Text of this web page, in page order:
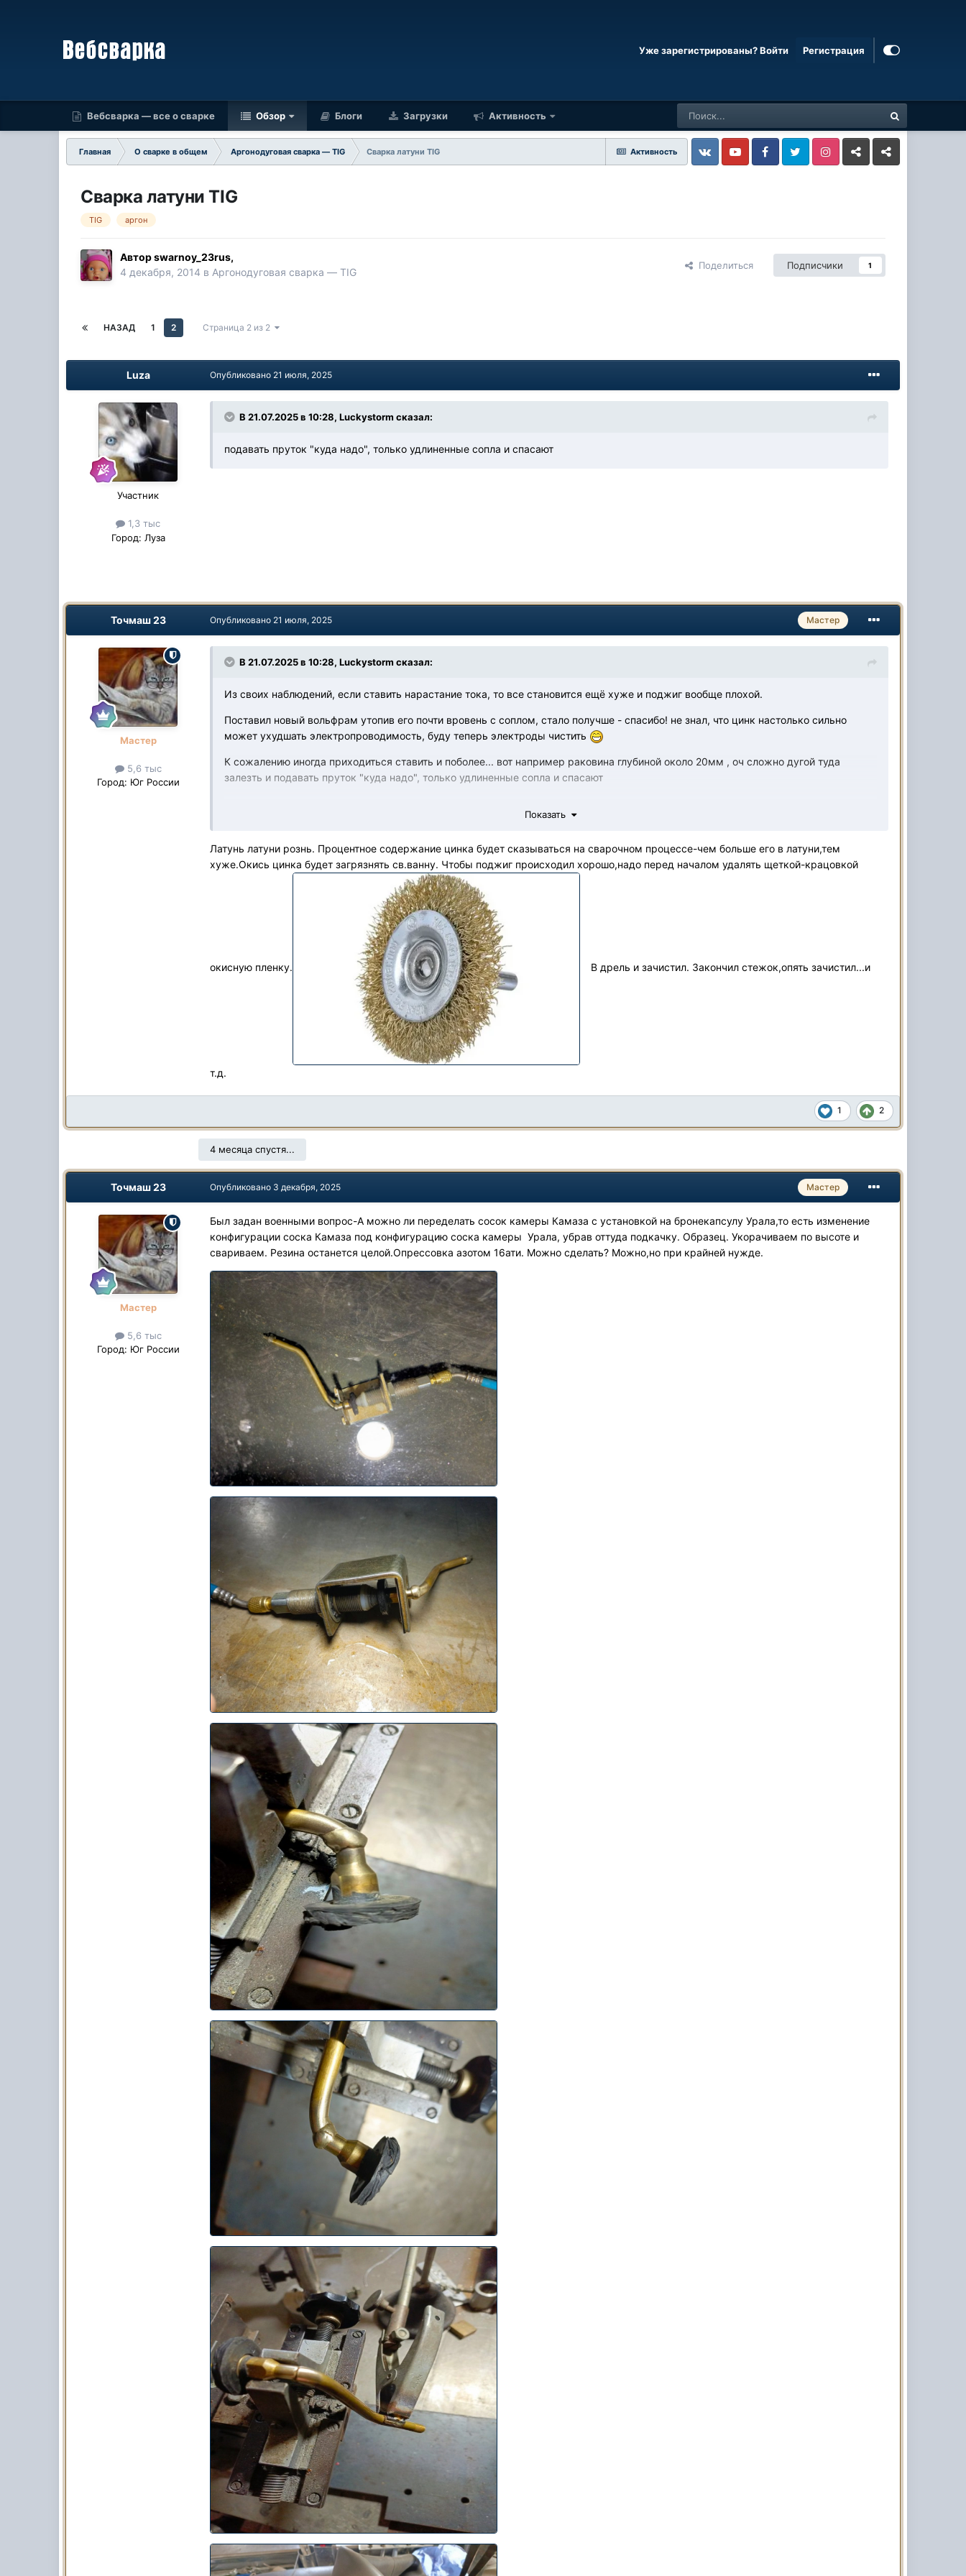
Уже зарегистрированы? Войти Регистрация
Вебсварка — все о сварке Обзор Блоги Загрузки Активность
Активность
Главная О сварке в общем Аргонодуговая сварка — TIG
Сварка латуни TIG
VkontakteYouTube FacebookTwitter InstagramLivejournalOdnoklassniki
Сварка латуни TIG
TIG аргон
Авторswarnoy_23rus,
4 декабря, 2014 в Аргонодуговая сварка — TIG
Поделиться Подписчики 1
НАЗАД 1 2 Страница 2 из 2
Luza
Участник
1,3 тыс
Город: Луза
Опубликовано 21 июля, 2025
В 21.07.2025 в 10:28,Luckystorm сказал:
подавать пруток "куда надо", только удлиненные сопла и спасают
Точмаш 23
Мастер
5,6 тыс
Город: Юг России
Мастер
Опубликовано 21 июля, 2025
В 21.07.2025 в 10:28,Luckystorm сказал:
Из своих наблюдений, если ставить нарастание тока, то все становится ещё хуже и поджиг вообще плохой.
Поставил новый вольфрам утопив его почти вровень с соплом, стало получше - спасибо! не знал, что цинк настолько сильно
может ухудшать электропроводимость, буду теперь электроды чистить
К сожалению иногда приходиться ставить и поболее... вот например раковина глубиной около 20мм , оч сложно дугой туда
залезть и подавать пруток "куда надо", только удлиненные сопла и спасают
Показать
Латунь латуни рознь. Процентное содержание цинка будет сказываться на сварочном процессе-чем больше его в латуни,тем
хуже.Окись цинка будет загрязнять св.ванну. Чтобы поджиг происходил хорошо,надо перед началом удалять щеткой-крацовкой
окисную пленку. В дрель и зачистил. Закончил стежок,опять зачистил...и
т.д.
1 2
4 месяца спустя...
Точмаш 23
Мастер
5,6 тыс
Город: Юг России
Мастер
Опубликовано 3 декабря, 2025
Был задан военными вопрос-А можно ли переделать сосок камеры Камаза с установкой на бронекапсулу Урала,то есть изменение
конфигурации соска Камаза под конфигурацию соска камеры Урала, убрав оттуда подкачку. Образец. Укорачиваем по высоте и
свариваем. Резина останется целой.Опрессовка азотом 16ати. Можно сделать? Можно,но при крайней нужде.